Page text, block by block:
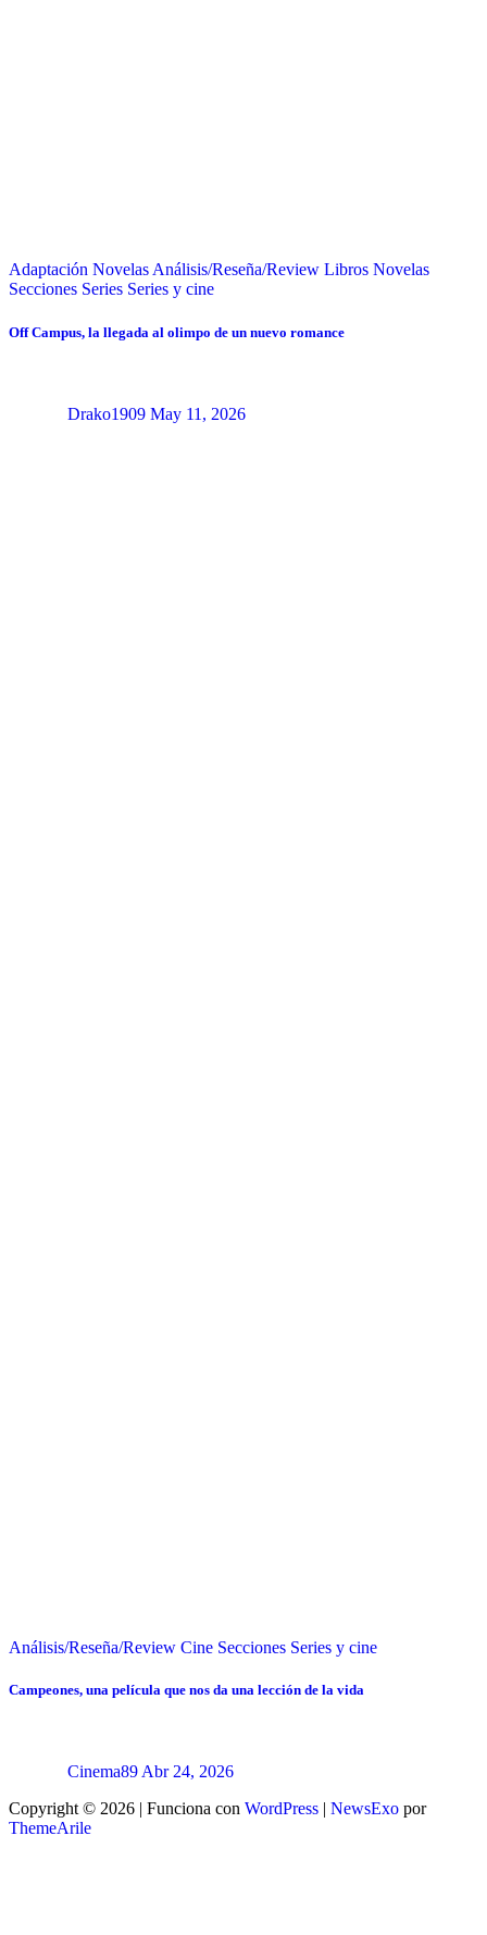
Adaptación Novelas Análisis/Reseña/Review Libros Novelas
Secciones Series Series y cine
Off Campus, la llegada al olimpo de un nuevo romance
Drako1909 May 11, 2026
Análisis/Reseña/Review Cine Secciones Series y cine
Campeones, una película que nos da una lección de la vida
Cinema89 Abr 24, 2026
Copyright © 2026 | Funciona con WordPress | NewsExo por
ThemeArile